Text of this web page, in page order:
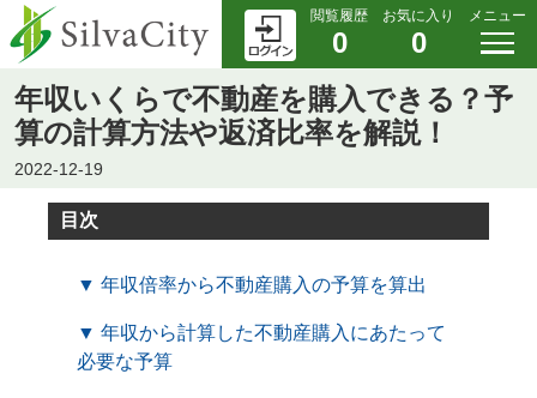
閲覧履歴
0
お気に入り
0
メニュー
年収いくらで不動産を購入できる？予
算の計算方法や返済比率を解説！
2022-12-19
目次
▼ 年収倍率から不動産購入の予算を算出
▼ 年収から計算した不動産購入にあたって
必要な予算